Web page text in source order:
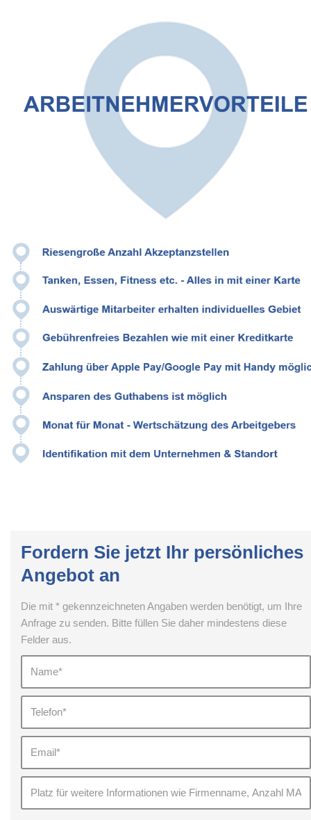
Fordern Sie jetzt Ihr persönliches
Angebot an
Die mit * gekennzeichneten Angaben werden benötigt, um Ihre
Anfrage zu senden. Bitte füllen Sie daher mindestens diese
Felder aus.